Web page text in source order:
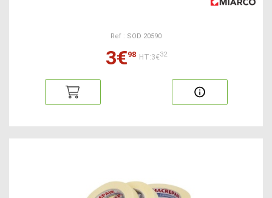
Ref : SOD 20590
3€98 HT:3€32